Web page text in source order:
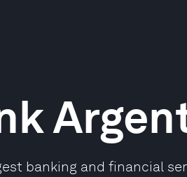
banking and financial